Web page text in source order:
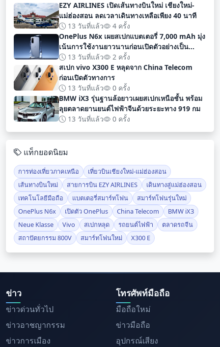
EZY AIRLINES เปิดเส้นทางบินใหม่ เชียงใหม่-
แม่ฮ่องสอน ลดเวลาเดินทางเหลือเพียง 40 นาที
13 วันที่แล้ว
4 ครั้ง
OnePlus N6x เผยสเปกแบตเตอรี่ 7,000 mAh มุ่ง
เน้นการใช้งานยาวนานก่อนเปิดตัวอย่างเป็น
ทางการ
13 วันที่แล้ว
2 ครั้ง
สเปก vivo X300 E หลุดจาก China Telecom
ก่อนเปิดตัวทางการ
13 วันที่แล้ว
0 ครั้ง
BMW iX3 รุ่นฐานล้อยาวเผยสเปกเหนือชั้น พร้อม
ลุยตลาดยานยนต์ไฟฟ้าจีนด้วยระยะทาง 919 กม
13 วันที่แล้ว
0 ครั้ง
แท็กยอดนิยม
การท่องเที่ยวภาคเหนือ
เที่ยวบินเชียงใหม่-แม่ฮ่องสอน
เส้นทางบินใหม่
สายการบิน EZY AIRLINES
เดินทางสู่แม่ฮ่องสอน
เทคโนโลยีมือถือ
แบตเตอรี่สมาร์ทโฟน
สมาร์ทโฟนรุ่นใหม่
OnePlus N6x
เปิดตัว OnePlus China Telecom
BMW iX3
Neue Klasse
Vivo สเปกหลุด รถยนต์ไฟฟ้า
ตลาดรถจีน
สถาปัตยกรรม 800V
สมาร์ทโฟนใหม่ X300 E
ข่าว
ข่าวด่วนทั่วไป
ข่าวอาชญากรรม
ข่าวการเมือง
โทรศัพท์มือถือ
มือถือใหม่
ข่าวมือถือ
อุปกรณ์เสียง